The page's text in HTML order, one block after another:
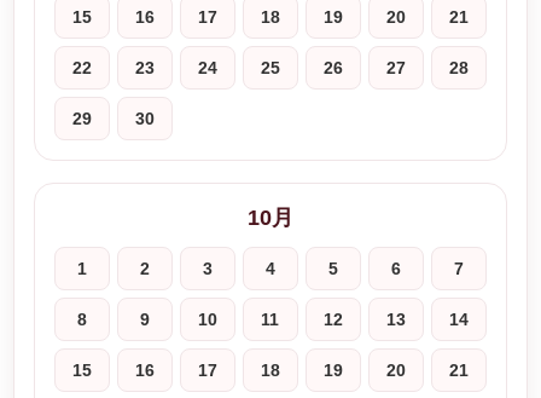
15 16 17 18 19 20 21
22 23 24 25 26 27 28
29 30
10月
1 2 3 4 5 6 7
8 9 10 11 12 13 14
15 16 17 18 19 20 21